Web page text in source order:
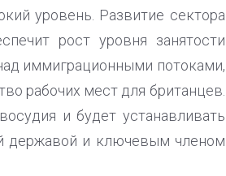
уровень. Развитие сектора
рост уровня занятости
иммиграционными потоками,
рабочих мест для британцев.
и будет устанавливать
державой и ключевым членом